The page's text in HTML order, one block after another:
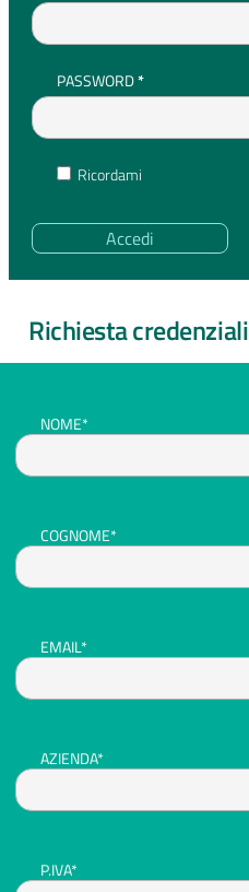
PASSWORD*RICHIESTO
Ricordami
Accedi
Richiesta credenziali
NOME*
COGNOME*
EMAIL*
AZIENDA*
P.IVA*